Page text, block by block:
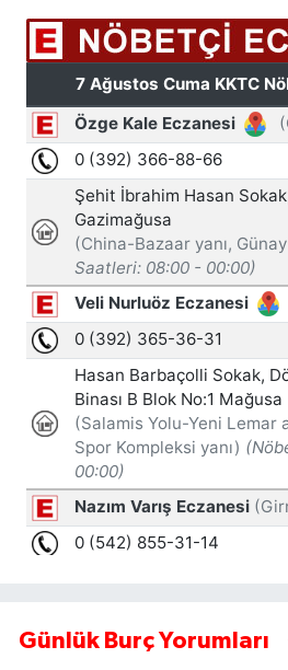
Günlük Burç Yorumları